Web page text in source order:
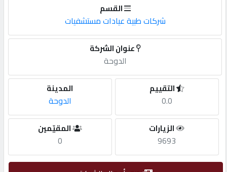
أضف
مطلوب
طلب
الاحصائيات
القسم
شركات طبية عيادات مستشفيات
عنوان الشركة
الدوحة
المدينة
الدوحة
التقييم
0.0
المقيّمين
0
الزيارات
9693